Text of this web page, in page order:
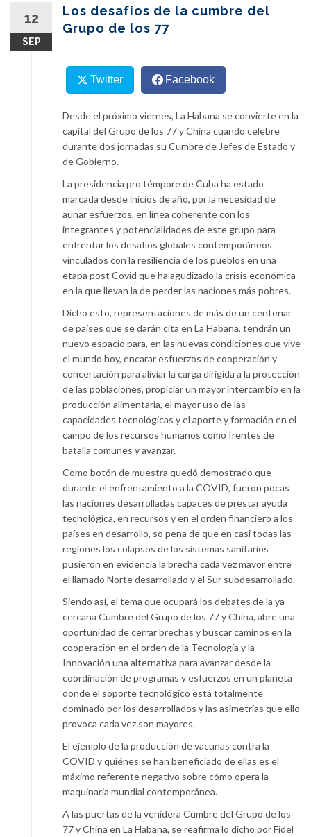
12
SEP
Los desafíos de la cumbre del
Grupo de los 77
Twitter Facebook
Desde el próximo viernes, La Habana se convierte en la
capital del Grupo de los 77 y China cuando celebre
durante dos jornadas su Cumbre de Jefes de Estado y
de Gobierno.
La presidencia pro témpore de Cuba ha estado
marcada desde inicios de año, por la necesidad de
aunar esfuerzos, en línea coherente con los
integrantes y potencialidades de este grupo para
enfrentar los desafíos globales contemporáneos
vinculados con la resiliencia de los pueblos en una
etapa post Covid que ha agudizado la crisis económica
en la que llevan la de perder las naciones más pobres.
Dicho esto, representaciones de más de un centenar
de países que se darán cita en La Habana, tendrán un
nuevo espacio para, en las nuevas condiciones que vive
el mundo hoy, encarar esfuerzos de cooperación y
concertación para aliviar la carga dirigida a la protección
de las poblaciones, propiciar un mayor intercambio en la
producción alimentaria, el mayor uso de las
capacidades tecnológicas y el aporte y formación en el
campo de los recursos humanos como frentes de
batalla comunes y avanzar.
Como botón de muestra quedó demostrado que
durante el enfrentamiento a la COVID, fueron pocas
las naciones desarrolladas capaces de prestar ayuda
tecnológica, en recursos y en el orden financiero a los
países en desarrollo, so pena de que en casi todas las
regiones los colapsos de los sistemas sanitarios
pusieron en evidencia la brecha cada vez mayor entre
el llamado Norte desarrollado y el Sur subdesarrollado.
Siendo así, el tema que ocupará los debates de la ya
cercana Cumbre del Grupo de los 77 y China, abre una
oportunidad de cerrar brechas y buscar caminos en la
cooperación en el orden de la Tecnología y la
Innovación una alternativa para avanzar desde la
coordinación de programas y esfuerzos en un planeta
donde el soporte tecnológico está totalmente
dominado por los desarrollados y las asimetrías que ello
provoca cada vez son mayores.
El ejemplo de la producción de vacunas contra la
COVID y quiénes se han beneficiado de ellas es el
máximo referente negativo sobre cómo opera la
maquinaria mundial contemporánea.
A las puertas de la venidera Cumbre del Grupo de los
77 y China en La Habana, se reafirma lo dicho por Fidel